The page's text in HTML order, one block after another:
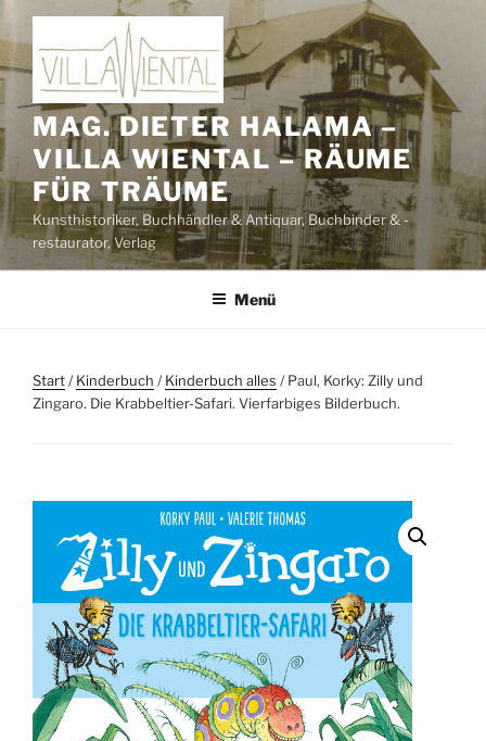
Zum
Inhalt
springen
MAG. DIETER HALAMA –
VILLA WIENTAL – RÄUME
FÜR TRÄUME
Kunsthistoriker, Buchhändler & Antiquar, Buchbinder & -
restaurator, Verlag
Menü
Start/Kinderbuch /Kinderbuch alles / Paul, Korky: Zilly und
Zingaro. Die Krabbeltier-Safari. Vierfarbiges Bilderbuch.